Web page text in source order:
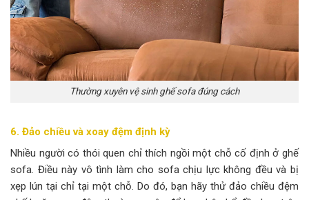
Thường xuyên vệ sinh ghế sofa đúng cách
6. Đảo chiều và xoay đệm định kỳ
Nhiều người có thói quen chỉ thích ngồi một chỗ cố định ở ghế
sofa. Điều này vô tình làm cho sofa chịu lực không đều và bị
xẹp lún tại chỉ tại một chỗ. Do đó, bạn hãy thử đảo chiều đệm